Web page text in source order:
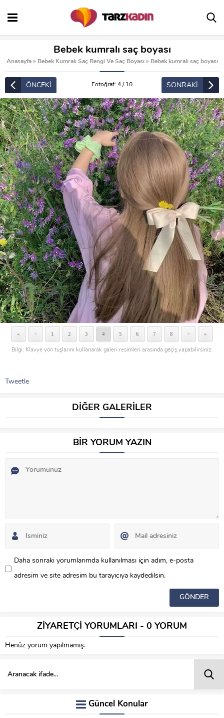
Bebek kumralı saç boyası
Anasayfa » Bebek Kumralı Saç Rengi Ve Saç Boyası » Bebek kumralı saç boyası
ÖNCEKİ Fotoğraf: 4 / 10 SONRAKİ
« < 1 2 3 4 5 6 7 8 > »
Bilgi: Klavye yön tuşlarını kullanarak galeri resimleri arasında geçiş yapabilirsiniz.
Tweetle
DİĞER GALERİLER
BİR YORUM YAZIN
Daha sonraki yorumlarımda kullanılması için adım, e-posta
adresim ve site adresim bu tarayıcıya kaydedilsin.
ZİYARETÇİ YORUMLARI - 0 YORUM
Henüz yorum yapılmamış.
Güncel Konular